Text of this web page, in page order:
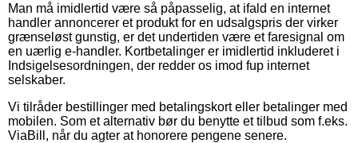
Man må imidlertid være så påpasselig, at ifald en internet
handler annoncerer et produkt for en udsalgspris der virker
grænseløst gunstig, er det undertiden være et faresignal om
en uærlig e-handler. Kortbetalinger er imidlertid inkluderet i
Indsigelsesordningen, der redder os imod fup internet
selskaber.
Vi tilråder bestillinger med betalingskort eller betalinger med
mobilen. Som et alternativ bør du benytte et tilbud som f.eks.
ViaBill, når du agter at honorere pengene senere.